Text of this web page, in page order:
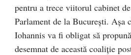
pentru a trece viitorul cabinet
Parlament de la București. Așa
Iohannis va fi obligat să
desemnat de această coaliție